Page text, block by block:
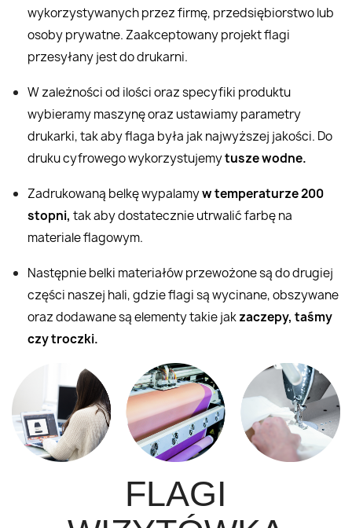
wykorzystywanych przez firmę, przedsiębiorstwo lub
osoby prywatne. Zaakceptowany projekt flagi
przesyłany jest do drukarni.
W zależności od ilości oraz specyfiki produktu
wybieramy maszynę oraz ustawiamy parametry
drukarki, tak aby flaga była jak najwyższej jakości. Do
druku cyfrowego wykorzystujemytusze wodne.
Zadrukowaną belkę wypalamyw temperaturze 200
stopni, tak aby dostatecznie utrwalić farbę na
materiale flagowym.
Następnie belki materiałów przewożone są do drugiej
części naszej hali, gdzie flagi są wycinane, obszywane
oraz dodawane są elementy takie jakzaczepy, taśmy
czy troczki.
FLAGI